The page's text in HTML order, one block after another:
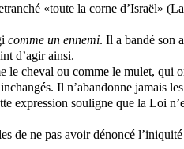
«toute la corne d’Israël»
comme un ennemi. Il a bandé son
d’agir ainsi.
le cheval ou comme le mulet, qui
Il n’abandonne jamais
expression souligne que la Loi
de ne pas avoir dénoncé